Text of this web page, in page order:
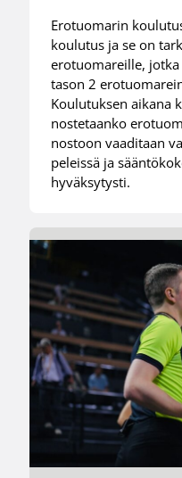
Erotuomarin
koulutus ja se on
erotuomareille,
tason 2
Koulutuksen aikana
nostetaanko
nostoon vaaditaan
peleissä ja
hyväksytysti.